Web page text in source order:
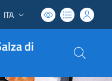
Lingua attiva:
ITA
di